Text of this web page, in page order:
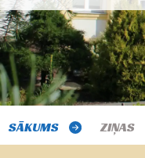
SĀKUMS ZIŅAS